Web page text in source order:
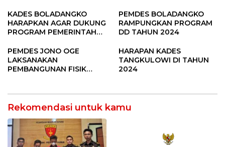
Pandere
KADES BOLADANGKO
HARAPKAN AGAR DUKUNG
PROGRAM PEMERINTAH
PEMDES BOLADANGKO
RAMPUNGKAN PROGRAM
DD TAHUN 2024
PEMDES JONO OGE
LAKSANAKAN
PEMBANGUNAN FISIK
HARAPAN KADES
TANGKULOWI DI TAHUN
2024
Rekomendasi untuk kamu